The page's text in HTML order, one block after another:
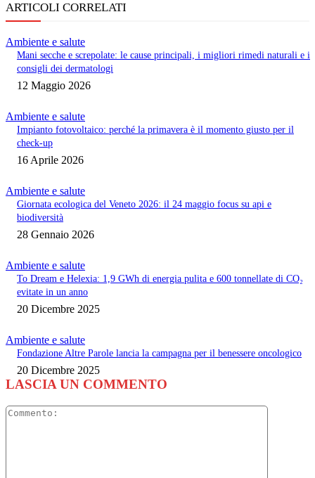
ARTICOLI CORRELATI
Ambiente e salute
Mani secche e screpolate: le cause principali, i migliori rimedi naturali e i
consigli dei dermatologi
12 Maggio 2026
Ambiente e salute
Impianto fotovoltaico: perché la primavera è il momento giusto per il
check-up
16 Aprile 2026
Ambiente e salute
Giornata ecologica del Veneto 2026: il 24 maggio focus su api e
biodiversità
28 Gennaio 2026
Ambiente e salute
To Dream e Helexia: 1,9 GWh di energia pulita e 600 tonnellate di CO₂
evitate in un anno
20 Dicembre 2025
Ambiente e salute
Fondazione Altre Parole lancia la campagna per il benessere oncologico
20 Dicembre 2025
LASCIA UN COMMENTO